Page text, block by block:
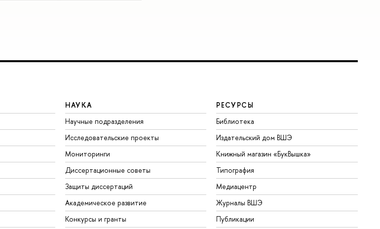
НАУКА
Научные подразделения
Исследовательские проекты
Мониторинги
Диссертационные советы
Защиты диссертаций
Академическое развитие
Конкурсы и гранты
РЕСУРСЫ
Библиотека
Издательский дом ВШЭ
Книжный магазин «БукВышка»
Типография
Медиацентр
Журналы ВШЭ
Публикации